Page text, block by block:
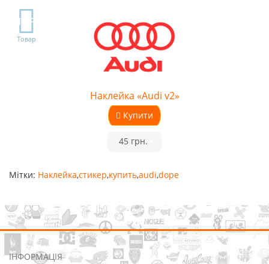
TOP
Товар
Наклейка «Audi v2»
Купити
45 грн.
Мітки: Наклейка,стикер,купить,audi,dope
ІНФОРМАЦІЯ